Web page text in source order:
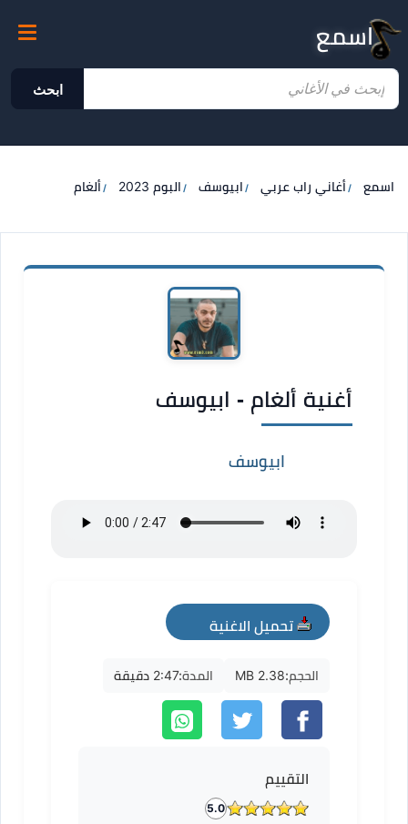
اسمع
ابحث
اسمع أغاني راب عربي ابيوسف البوم 2023 ألغام
أغنية ألغام - ابيوسف
ابيوسف
تحميل الاغنية
mp3
الحجم:2.38 MB المدة:2:47 دقيقة
التقييم
5.0